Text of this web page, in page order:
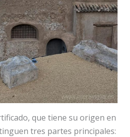
que tiene su origen en
tres partes principales: